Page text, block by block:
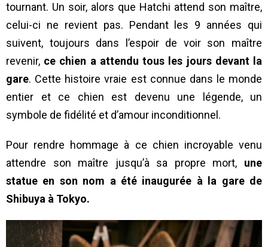
tournant. Un soir, alors que Hatchi attend son maître,
celui-ci ne revient pas. Pendant les 9 années qui
suivent, toujours dans l’espoir de voir son maître
revenir, ce chien a attendu tous les jours devant la
gare. Cette histoire vraie est connue dans le monde
entier et ce chien est devenu une légende, un
symbole de fidélité et d’amour inconditionnel.
Pour rendre hommage à ce chien incroyable venu
attendre son maître jusqu’à sa propre mort, une
statue en son nom a été inaugurée à la gare de
Shibuya à Tokyo.